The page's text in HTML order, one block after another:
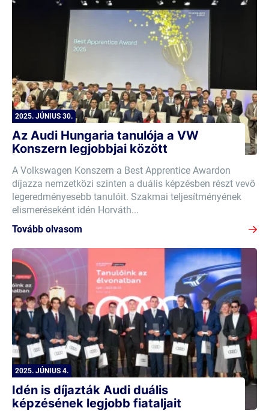
2025. JÚNIUS 30.
Az Audi Hungaria tanulója a VW
Konszern legjobbjai között
A Volkswagen Konszern a Best Apprentice Awardon
díjazza nemzetközi szinten a duális képzésben részt vevő
legeredményesebb tanulóit. Szakmai teljesítményének
elismeréseként idén Horváth...
Tovább olvasom
2025. JÚNIUS 4.
Idén is díjazták Audi duális
képzésének legjobb fiataljait